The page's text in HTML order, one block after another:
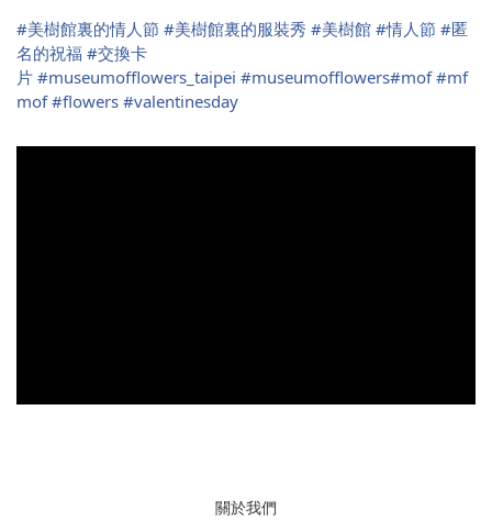
#美樹館裏的情人節 #美樹館裏的服裝秀 #美樹館 #情人節 #匿
名的祝福 #交換卡
片 #museumofflowers_taipei #museumofflowers#mof #mf
mof #flowers #valentinesday
關於我們